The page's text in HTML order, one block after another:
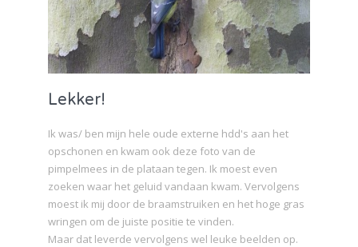
Lekker!
Ik was/ ben mijn hele oude externe hdd's aan het
opschonen en kwam ook deze foto van de
pimpelmees in de plataan tegen. Ik moest even
zoeken waar het geluid vandaan kwam. Vervolgens
moest ik mij door de braamstruiken en het hoge gras
wringen om de juiste positie te vinden.
Maar dat leverde vervolgens wel leuke beelden op.